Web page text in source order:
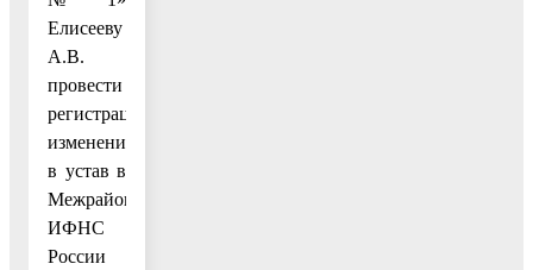
Елисееву
А.В.
провести
регистрацию
изменений
в устав в
Межрайонной
ИФНС
России